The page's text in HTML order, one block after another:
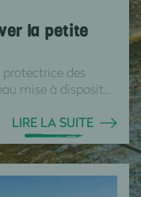
la petite
des
mise à disposit...
LIRE LA SUITE